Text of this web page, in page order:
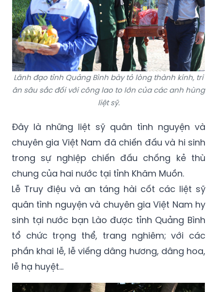
Lãnh đạo tỉnh Quảng Bình bày tỏ lòng thành kính, tri
ân sâu sắc đối với công lao to lớn của các anh hùng
liệt sỹ.
Đây là những liệt sỹ quân tình nguyện và
chuyên gia Việt Nam đã chiến đấu và hi sinh
trong sự nghiệp chiến đấu chống kẻ thù
chung của hai nước tại tỉnh Khăm Muồn.
Lễ Truy điệu và an táng hài cốt các liệt sỹ
quân tình nguyện và chuyên gia Việt Nam hy
sinh tại nước bạn Lào được tỉnh Quảng Bình
tổ chức trọng thể, trang nghiêm; với các
phần khai lễ, lễ viếng dâng hương, dâng hoa,
lễ hạ huyệt…